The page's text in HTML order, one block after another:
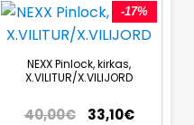
-17%
NEXX Pinlock, kirkas,
X.VILITUR/X.VILIJORD
40,00€ 33,10€